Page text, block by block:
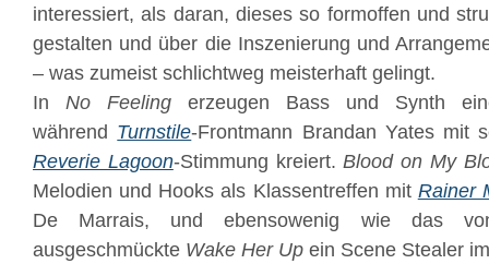
interessiert, als daran, dieses so formoffen und
gestalten und über die Inszenierung und
– was zumeist schlichtweg meisterhaft gelingt.
In No Feeling erzeugen Bass und Synth
während Turnstile-Frontmann Brandan Yates mit
Reverie Lagoon-Stimmung kreiert.Blood on My
Melodien und Hooks als Klassentreffen mit Rainer
De Marrais, und ebensowenig wie das
ausgeschmückte Wake Her Up ein Scene Stealer